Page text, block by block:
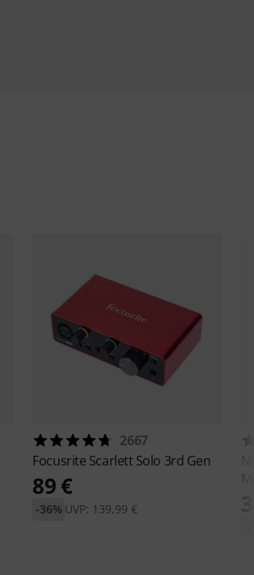
2667
Focusrite Scarlett Solo 3rd Gen
89 €
UVP: 139,99 €
-36%